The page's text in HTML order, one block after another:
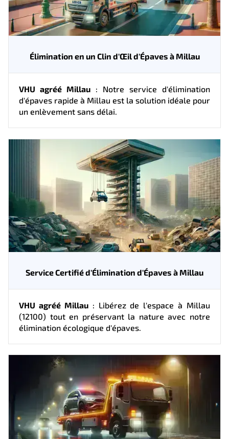
Élimination en un Clin d'Œil d'Épaves à Millau
VHU agréé Millau : Notre service d'élimination
d'épaves rapide à Millau est la solution idéale pour
un enlèvement sans délai.
Service Certifié d'Élimination d'Épaves à Millau
VHU agréé Millau: Libérez de l'espace à Millau
(12100) tout en préservant la nature avec notre
élimination écologique d'épaves.